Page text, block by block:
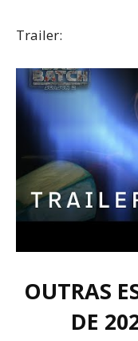
Trailer:
OUTRAS
DE